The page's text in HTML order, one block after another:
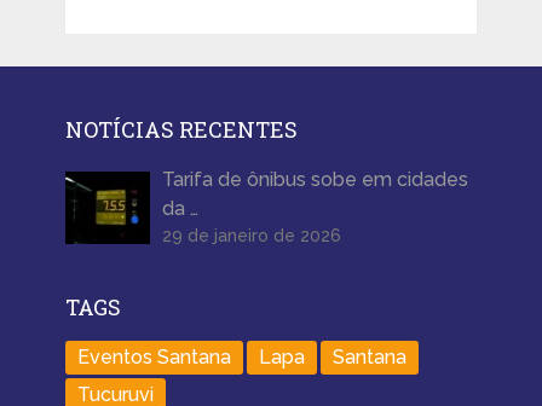
NOTÍCIAS RECENTES
Tarifa de ônibus sobe em cidades
da …
29 de janeiro de 2026
TAGS
Eventos Santana Lapa
Santana
Tucuruvi